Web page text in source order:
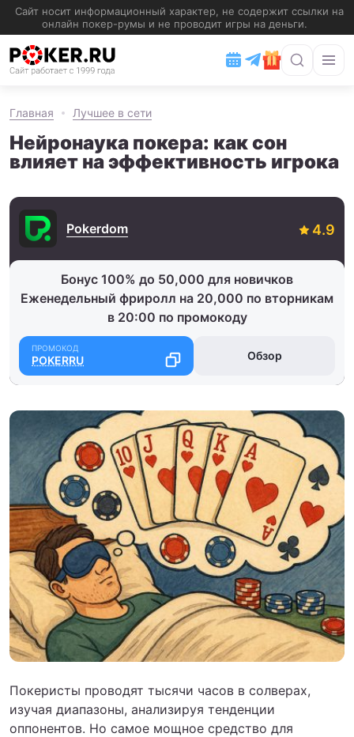
Главная Лучшее в сети
Нейронаука покера: как сон
влияет на эффективность игрока
Pokerdom
Бонус 100% до 50,000 для новичков
Еженедельный фриролл на 20,000 по вторникам
в 20:00 по промокоду
POKERRU Обзор
Покеристы проводят тысячи часов в солверах,
изучая диапазоны, анализируя тенденции
оппонентов. Но самое мощное средство для